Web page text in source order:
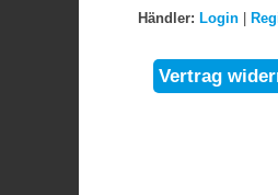
Händler: Login|